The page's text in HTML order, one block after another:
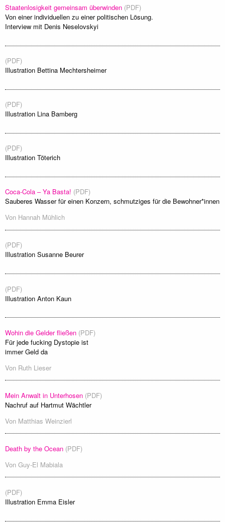
Staatenlosigkeit gemeinsam überwinden (PDF)
Von einer individuellen zu einer politischen Lösung.
Interview mit Denis Neselovskyi
(PDF)
Illustration Bettina Mechtersheimer
(PDF)
Illustration Lina Bamberg
(PDF)
Illustration Töterich
Coca-Cola – Ya Basta! (PDF)
Sauberes Wasser für einen Konzern, schmutziges für die Bewohner*innen
Von Hannah Mühlich
(PDF)
Illustration Susanne Beurer
(PDF)
Illustration Anton Kaun
Wohin die Gelder fließen (PDF)
Für jede fucking Dystopie ist
immer Geld da
Von Ruth Lieser
Mein Anwalt in Unterhosen (PDF)
Nachruf auf Hartmut Wächtler
Von Matthias Weinzierl
Death by the Ocean (PDF)
Von Guy-El Mabiala
(PDF)
Illustration Emma Eisler